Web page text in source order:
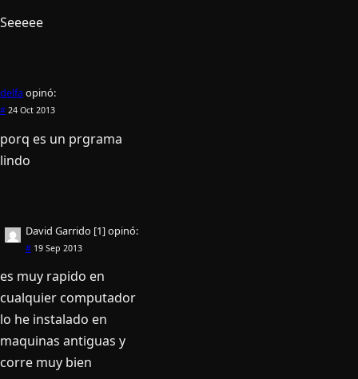
Seeeee
delfaopinó:
# 24 Oct 2013
porq es un prgrama
lindo
David Garrido [1]opinó:
# 19 Sep 2013
es muy rapido en
cualquier computador
lo he instalado en
maquinas antiguas y
corre muy bien